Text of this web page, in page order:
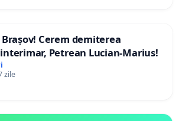
Cerem demiterea
Petrean Lucian-Marius!
zile